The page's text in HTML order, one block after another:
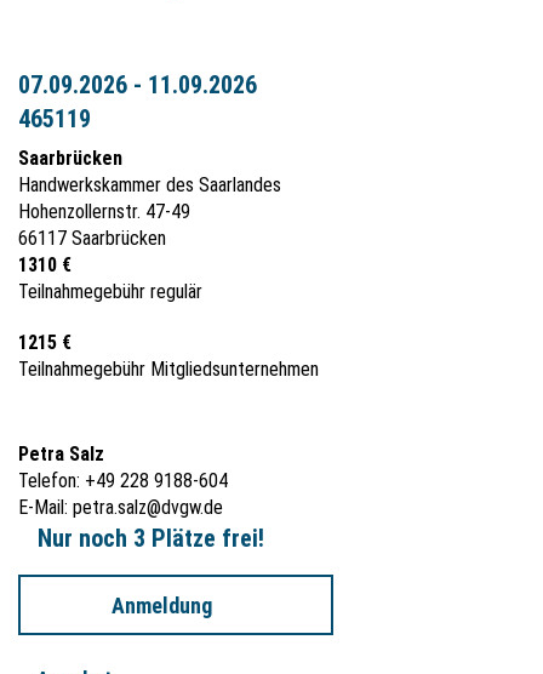
07.09.2026 - 11.09.2026
465119
Saarbrücken
Handwerkskammer des Saarlandes
Hohenzollernstr. 47-49
66117 Saarbrücken
1310 €
Teilnahmegebühr regulär
1215 €
Teilnahmegebühr Mitgliedsunternehmen
Petra Salz
Telefon: +49 228 9188-604
E-Mail: petra.salz@dvgw.de
Nur noch 3 Plätze frei!
Anmeldung